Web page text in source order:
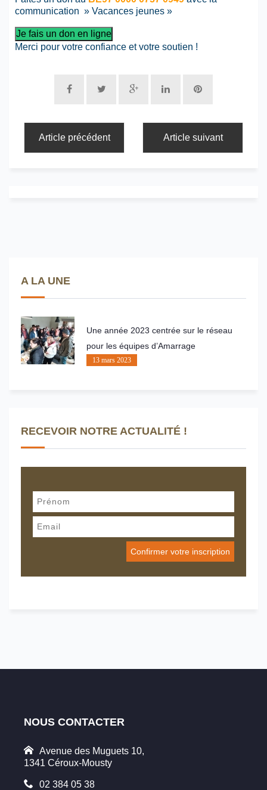
communication » Vacances jeunes »
Je fais un don en ligne
Merci pour votre confiance et votre soutien !
Article précédent Article suivant
A LA UNE
Une année 2023 centrée sur le réseau
pour les équipes d’Amarrage
13 mars 2023
RECEVOIR NOTRE ACTUALITÉ !
NOUS CONTACTER
Avenue des Muguets 10,
1341 Céroux-Mousty
02 384 05 38